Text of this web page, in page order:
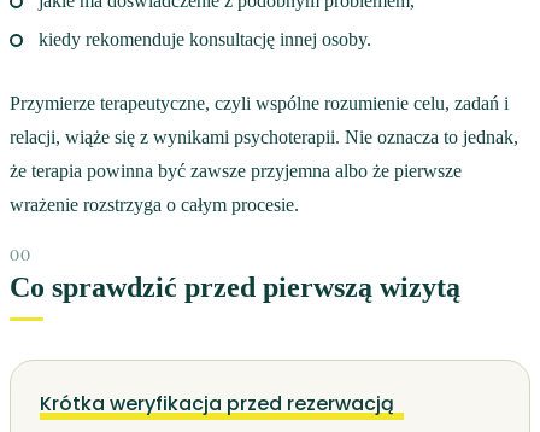
kiedy rekomenduje konsultację innej osoby.
Przymierze terapeutyczne, czyli wspólne rozumienie celu, zadań i
relacji, wiąże się z wynikami psychoterapii. Nie oznacza to jednak,
że terapia powinna być zawsze przyjemna albo że pierwsze
wrażenie rozstrzyga o całym procesie.
Co sprawdzić przed pierwszą wizytą
Krótka weryfikacja przed rezerwacją